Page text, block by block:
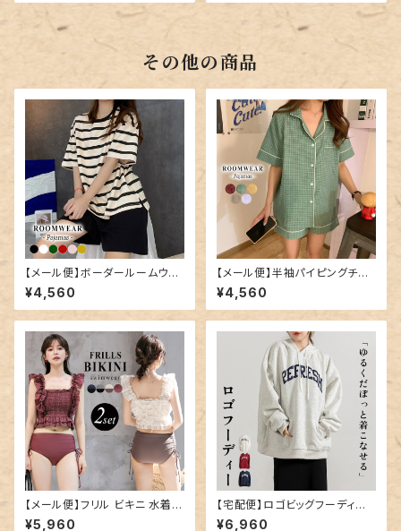
その他の商品
【メール便】ボーダールームウェ
ア／roomwear191
¥4,560
【メール便】半袖パイピングチェ
ックルームウエア／roomwear
122
¥4,560
【メール便】フリル ビキニ 水着
レディース キャミキニ ハイウエ
¥5,960
【宅配便】ロゴビッグフーディー
／tops2070
¥6,960